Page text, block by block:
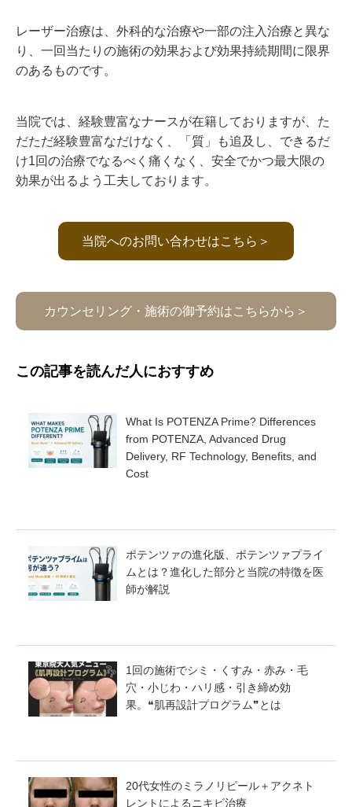
レーザー治療は、外科的な治療や一部の注入治療と異な
り、一回当たりの施術の効果および効果持続期間に限界
のあるものです。
当院では、経験豊富なナースが在籍しておりますが、た
だただ経験豊富なだけなく、「質」も追及し、できるだ
け1回の治療でなるべく痛くなく、安全でかつ最大限の
効果が出るよう工夫しております。
当院へのお問い合わせはこちら＞
カウンセリング・施術の御予約はこちらから＞
この記事を読んだ人におすすめ
What Is POTENZA Prime? Differences
from POTENZA, Advanced Drug
Delivery, RF Technology, Benefits, and
Cost
ポテンツァの進化版、ポテンツァプライ
ムとは？進化した部分と当院の特徴を医
師が解説
1回の施術でシミ・くすみ・赤み・毛
穴・小じわ・ハリ感・引き締め効
果。❝肌再設計プログラム❞とは
20代女性のミラノリピール＋アクネト
レントによるニキビ治療